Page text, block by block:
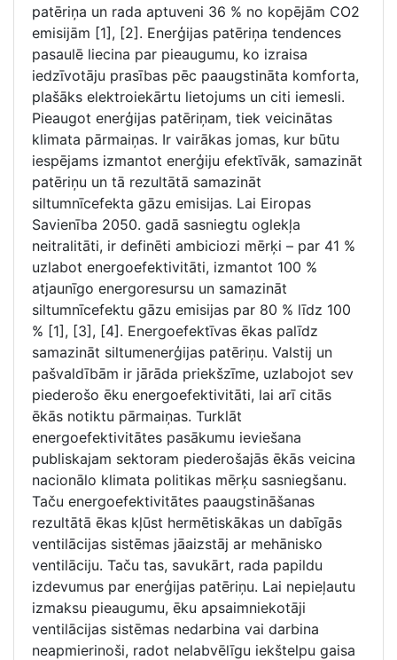
patēriņa un rada aptuveni 36 % no kopējām CO2
emisijām [1], [2]. Enerģijas patēriņa tendences
pasaulē liecina par pieaugumu, ko izraisa
iedzīvotāju prasības pēc paaugstināta komforta,
plašāks elektroiekārtu lietojums un citi iemesli.
Pieaugot enerģijas patēriņam, tiek veicinātas
klimata pārmaiņas. Ir vairākas jomas, kur būtu
iespējams izmantot enerģiju efektīvāk, samazināt
patēriņu un tā rezultātā samazināt
siltumnīcefekta gāzu emisijas. Lai Eiropas
Savienība 2050. gadā sasniegtu oglekļa
neitralitāti, ir definēti ambiciozi mērķi – par 41 %
uzlabot energoefektivitāti, izmantot 100 %
atjaunīgo energoresursu un samazināt
siltumnīcefektu gāzu emisijas par 80 % līdz 100
% [1], [3], [4]. Energoefektīvas ēkas palīdz
samazināt siltumenerģijas patēriņu. Valstij un
pašvaldībām ir jārāda priekšzīme, uzlabojot sev
piederošo ēku energoefektivitāti, lai arī citās
ēkās notiktu pārmaiņas. Turklāt
energoefektivitātes pasākumu ieviešana
publiskajam sektoram piederošajās ēkās veicina
nacionālo klimata politikas mērķu sasniegšanu.
Taču energoefektivitātes paaugstināšanas
rezultātā ēkas kļūst hermētiskākas un dabīgās
ventilācijas sistēmas jāaizstāj ar mehānisko
ventilāciju. Taču tas, savukārt, rada papildu
izdevumus par enerģijas patēriņu. Lai nepieļautu
izmaksu pieaugumu, ēku apsaimniekotāji
ventilācijas sistēmas nedarbina vai darbina
neapmierinoši, radot nelabvēlīgu iekštelpu gaisa